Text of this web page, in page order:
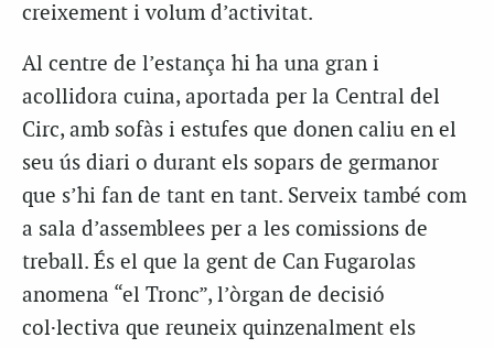
creixement i volum d’activitat.
Al centre de l’estança hi ha una gran i
acollidora cuina, aportada per la Central del
Circ, amb sofàs i estufes que donen caliu en el
seu ús diari o durant els sopars de germanor
que s’hi fan de tant en tant. Serveix també com
a sala d’assemblees per a les comissions de
treball. És el que la gent de Can Fugarolas
anomena “el Tronc”, l’òrgan de decisió
col·lectiva que reuneix quinzenalment els